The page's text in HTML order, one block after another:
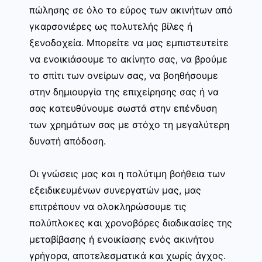
πώλησης σε όλο το εύρος των ακινήτων από
γκαρσονιέρες ως πολυτελής βίλες ή
ξενοδοχεία. Μπορείτε να μας εμπιστευτείτε
να ενοικιάσουμε το ακίνητο σας, να βρούμε
το σπίτι των ονείρων σας, να βοηθήσουμε
στην δημιουργία της επιχείρησης σας ή να
σας κατευθύνουμε σωστά στην επένδυση
των χρημάτων σας με στόχο τη μεγαλύτερη
δυνατή απόδοση.
Οι γνώσεις μας και η πολύτιμη βοήθεια των
εξειδικευμένων συνεργατών μας, μας
επιτρέπουν να ολοκληρώσουμε τις
πολύπλοκες και χρονοβόρες διαδικασίες της
μεταβίβασης ή ενοικίασης ενός ακινήτου
γρήγορα, αποτελεσματικά και χωρίς άγχος.